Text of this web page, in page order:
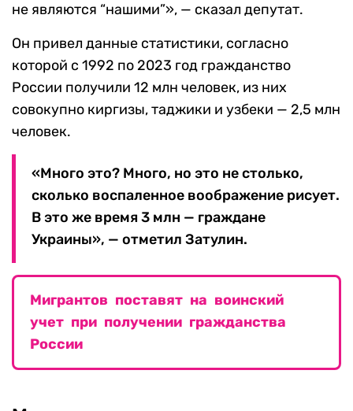
не являются “нашими”», — сказал депутат.
Он привел данные статистики, согласно
которой с 1992 по 2023 год гражданство
России получили 12 млн человек, из них
совокупно киргизы, таджики и узбеки — 2,5 млн
человек.
«Много это? Много, но это не столько,
сколько воспаленное воображение рисует.
В это же время 3 млн — граждане
Украины», — отметил Затулин.
Мигрантов поставят на воинский
учет при получении гражданства
России